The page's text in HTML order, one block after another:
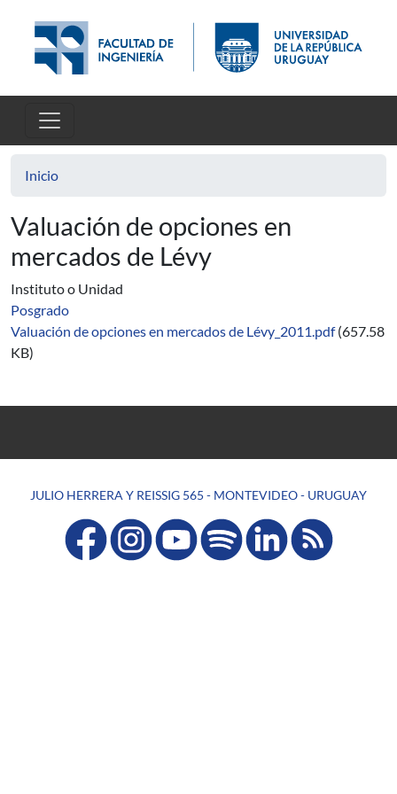
Inicio
Valuación de opciones en
mercados de Lévy
Instituto o Unidad
Posgrado
Valuación de opciones en mercados de Lévy_2011.pdf (657.58
KB)
JULIO HERRERA Y REISSIG 565 - MONTEVIDEO - URUGUAY